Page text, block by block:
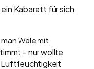
Kabarett für sich:
Wale mit
– nur wollte
Luftfeuchtigkeit